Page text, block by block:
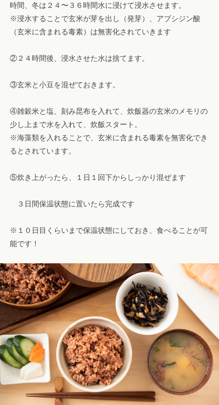
時間、冬は２４〜３６時間水に浸けて浸水させます。
※浸水することで玄米が芽を出し（発芽）、アブシジン酸
（玄米に含まれる毒素）は無害化されていきます
②２４時間後、浸水させた水は捨てます。
③玄米と小豆を混ぜておきます。
④雑穀米と塩、刻み昆布を入れて、炊飯器の玄米のメモリの
少し上まで水を入れて、炊飯スタート。
※海藻類を入れることで、玄米に含まれる毒素を無害化でき
るとされています。
⑤炊き上がったら、１日１回下からしっかり混ぜます
３日間保温状態に置いたら完成です
※１０日目くらいまで保温状態にしておき、食べることが可
能です！